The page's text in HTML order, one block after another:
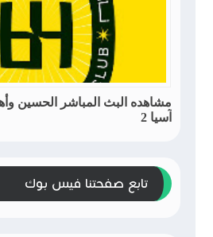
مشاهده البث المباشر الحسين
آسيا 2
تابع صفحتنا فيس بوك